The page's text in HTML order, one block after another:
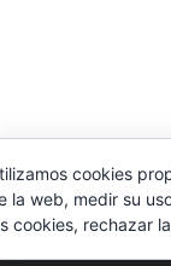
cookies
la web, medir su
cookies, rechazar